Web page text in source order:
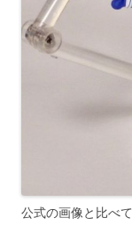
公式の画像と比べ